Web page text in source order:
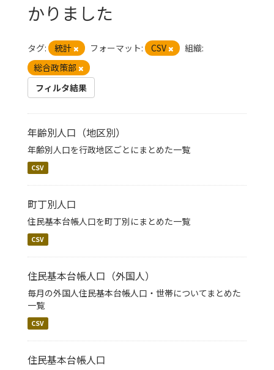
かりました
タグ: 統計 フォーマット: CSV
組織:
総合政策部
フィルタ結果
年齢別人口（地区別）
年齢別人口を行政地区ごとにまとめた一覧
CSV
町丁別人口
住民基本台帳人口を町丁別にまとめた一覧
CSV
住民基本台帳人口（外国人）
毎月の外国人住民基本台帳人口・世帯についてまとめた
一覧
CSV
住民基本台帳人口